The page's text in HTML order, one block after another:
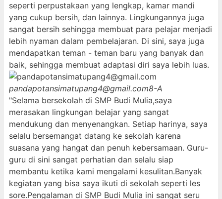
seperti perpustakaan yang lengkap, kamar mandi
yang cukup bersih, dan lainnya. Lingkungannya juga
sangat bersih sehingga membuat para pelajar menjadi
lebih nyaman dalam pembelajaran. Di sini, saya juga
mendapatkan teman - teman baru yang banyak dan
baik, sehingga membuat adaptasi diri saya lebih luas.
pandapotansimatupang4@gmail.com8-A
"Selama bersekolah di SMP Budi Mulia,saya
merasakan lingkungan belajar yang sangat
mendukung dan menyenangkan. Setiap harinya, saya
selalu bersemangat datang ke sekolah karena
suasana yang hangat dan penuh kebersamaan. Guru-
guru di sini sangat perhatian dan selalu siap
membantu ketika kami mengalami kesulitan.Banyak
kegiatan yang bisa saya ikuti di sekolah seperti les
sore.Pengalaman di SMP Budi Mulia ini sangat seru